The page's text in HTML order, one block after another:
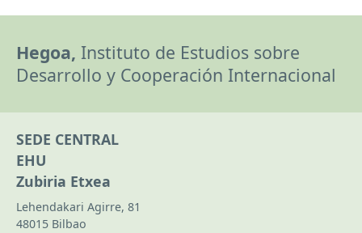
Hegoa, Instituto de Estudios sobre
Desarrollo y Cooperación Internacional
SEDE CENTRAL
EHU
Zubiria Etxea
Lehendakari Agirre, 81
48015 Bilbao